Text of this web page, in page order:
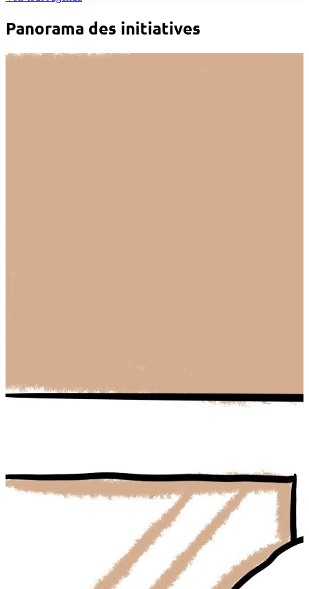
Panorama des initiatives